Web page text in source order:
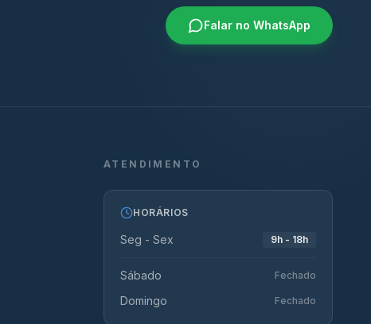
Falar no WhatsApp
ATENDIMENTO
HORÁRIOS
Seg - Sex 9h - 18h
Sábado Fechado
Domingo Fechado